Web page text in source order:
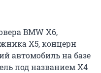
BMW X6,
X5, концерн
автомобиль на базе
под названием X4